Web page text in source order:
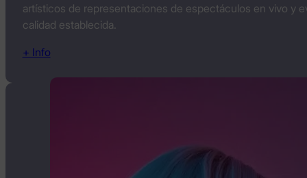
artísticos de representaciones de espectáculos en vivo y
calidad establecida.
+ Info